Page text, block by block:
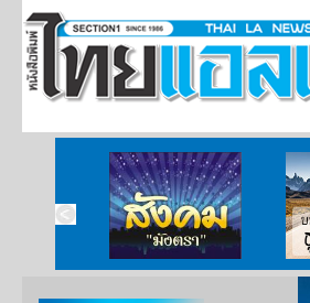
สังคมมังตรา